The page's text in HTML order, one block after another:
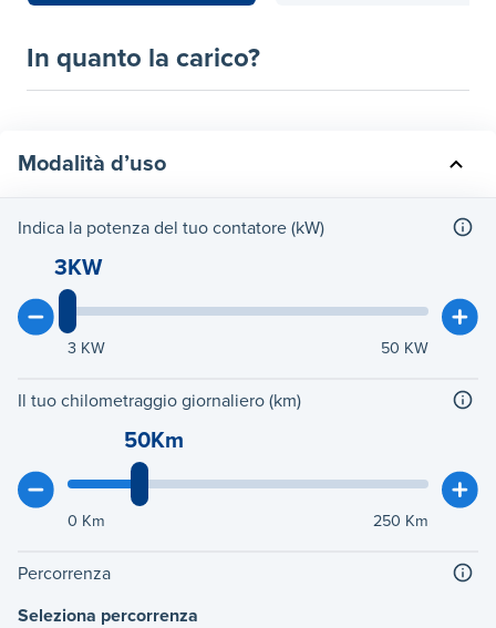
In quanto la carico?
Modalità d’uso
Indica la potenza del tuo contatore (kW)
3KW
3 KW 50 KW
Il tuo chilometraggio giornaliero (km)
50Km
0 Km 250 Km
Percorrenza
Seleziona percorrenza